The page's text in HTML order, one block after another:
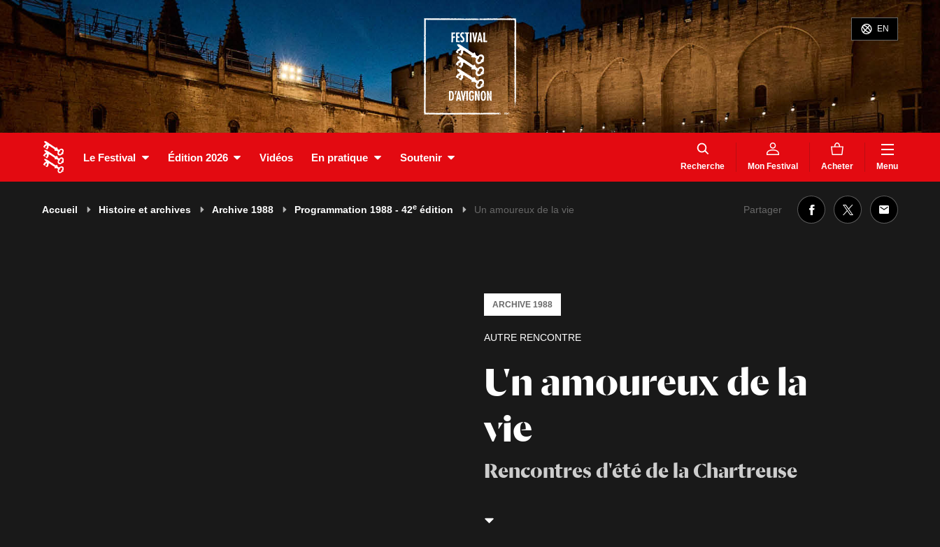
EN
Le Festival Édition 2026 Vidéos En pratique Soutenir
Recherche Mon Festival Acheter Menu
Accueil Histoire et archives Archive 1988 Programmation 1988 - 42e édition Un amoureux de la vie Partager
Un amoureux de la
vie
Rencontres d'été de la Chartreuse
AUTRE RENCONTRE
ARCHIVE 1988